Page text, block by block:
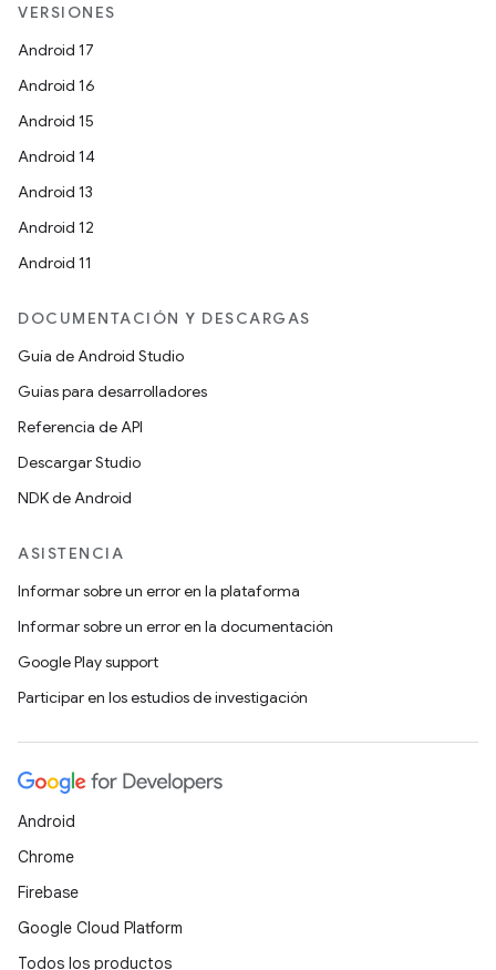
VERSIONES
Android 17
Android 16
Android 15
Android 14
Android 13
Android 12
Android 11
DOCUMENTACIÓN Y DESCARGAS
Guía de Android Studio
Guías para desarrolladores
Referencia de API
Descargar Studio
NDK de Android
ASISTENCIA
Informar sobre un error en la plataforma
Informar sobre un error en la documentación
Google Play support
Participar en los estudios de investigación
Android
Chrome
Firebase
Google Cloud Platform
Todos los productos